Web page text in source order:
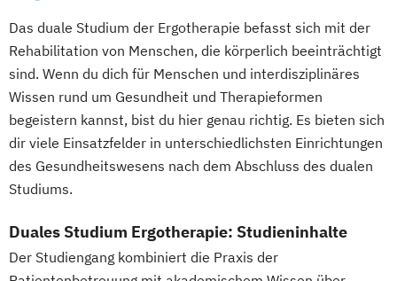
Qualitäts- & Nachhaltigkeitsmanagement
BWL Interkulturelle Kompetenzen | Sales
Management
BWL Interkulturelle Kompetenzen |
Sportmanagement
BWL Interkulturelle Kompetenzen | Steuern
Tourismusmanagement
BWL Interkulturelle Kompetenzen |
Studienzentrum Köln
Studienzentrum Leipzig
Studienzentrum Mannheim
Studienzentrum Riedlingen
Studienzentrum Stuttgart
Studienzentrum Trier
Studienzentrum Wertheim
Studienzentrum Wien
Studienzentrum Zürich
Studienzentrum Gera
Das duale Studium der Ergotherapie befasst sich mit der
Rehabilitation von Menschen, die körperlich beeinträchtigt
sind. Wenn du dich für Menschen und interdisziplinäres
Wissen rund um Gesundheit und Therapieformen
begeistern kannst, bist du hier genau richtig. Es bieten sich
dir viele Einsatzfelder in unterschiedlichsten Einrichtungen
des Gesundheitswesens nach dem Abschluss des dualen
Studiums.
Duales Studium Ergotherapie: Studieninhalte
Der Studiengang kombiniert die Praxis der